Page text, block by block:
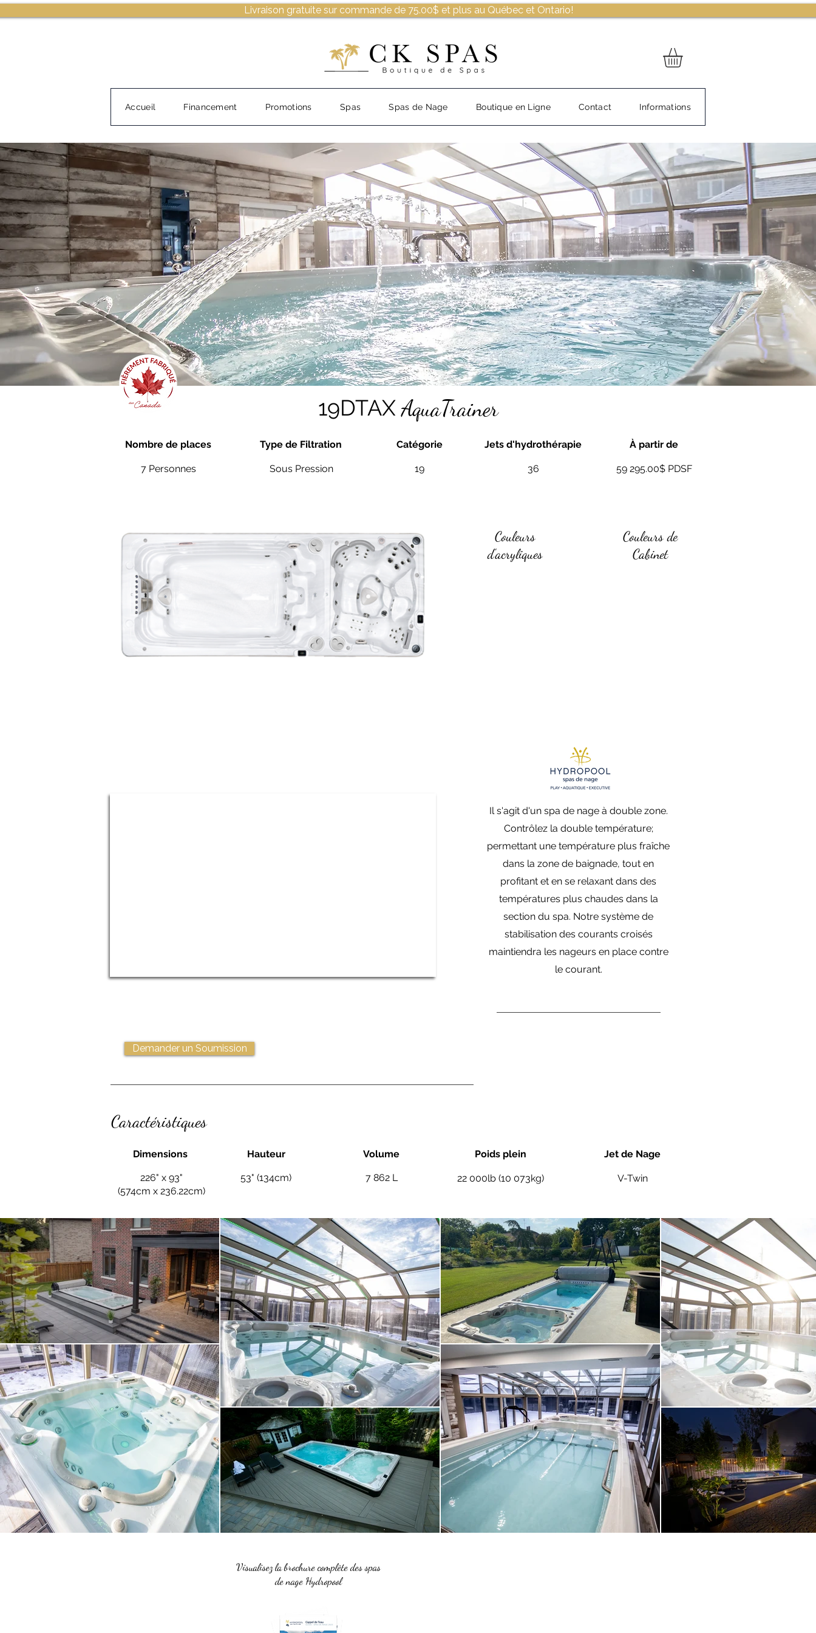
Livraison gratuite sur commande de 75.00$ et plus au Québec et Ontario!
Accueil Financement Promotions Spas Spas de Nage Boutique en Ligne Contact Informations
19DTAXAquaTrainer
Nombre de places
7 Personnes
Type de Filtration
Sous Pression
Catégorie
19
Jets d'hydrothérapie
36
À partir de
59 295.00$ PDSF
Couleurs
d'acryliques
Couleurs de
Cabinet
Il s'agit d'un spa de nage à double zone.
Contrôlez la double température;
permettant une température plus fraîche
dans la zone de baignade, tout en
profitant et en se relaxant dans des
températures plus chaudes dans la
section du spa. Notre système de
stabilisation des courants croisés
maintiendra les nageurs en place contre
le courant.
Demander un Soumission
Caractéristiques
Dimensions
226" x 93"
(574cm x 236.22cm)
Hauteur
53" (134cm)
Volume
7 862 L
Poids plein
22 000lb (10 073kg)
Jet de Nage
V-Twin
Visualisez la brochure complète des spas
de nage Hydropool